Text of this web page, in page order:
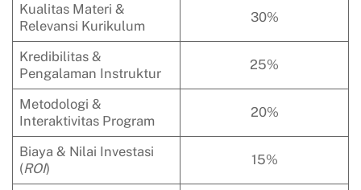
Kualitas Materi &
Relevansi Kurikulum
30%
Kredibilitas &
Pengalaman Instruktur
25%
Metodologi &
Interaktivitas Program
20%
Biaya & Nilai Investasi
(ROI)
15%